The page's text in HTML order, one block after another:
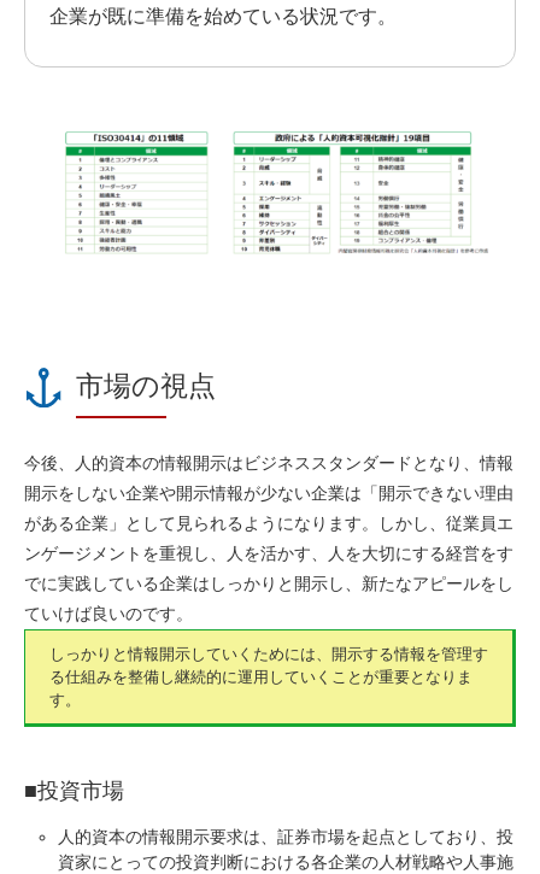
企業が既に準備を始めている状況です。
市場の視点
今後、 人的資本の情報開示はビジネススタンダード となり、情報
開示をしない企業や開示情報が少ない企業は 「開示できない理由
がある企業」として見られる ようになります。
しかし、従業員エ
ンゲージメントを重視し、人を活かす、人を大切にする経営をす
でに実践している企業は しっかりと開示し、新たなアピールをし
ていけば良いのです。
しっかりと情報開示していくためには、 開示する情報を管理す
る仕組みを整備し継続的に運用 していくことが重要となりま
す。
■投資市場
人的資本の情報開示要求は、証券市場を起点としており、 投
資家にとっての投資判断における各企業の人材戦略や人事施